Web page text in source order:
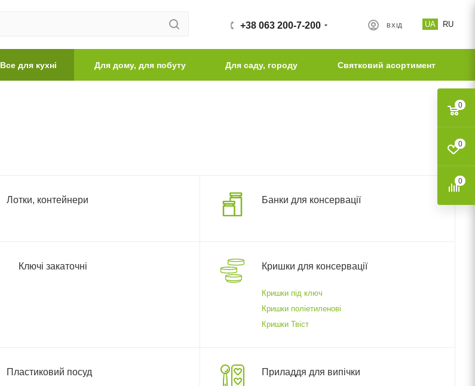
UA RU
ВХІД
+38 063 200-7-200
Все для кухні Для дому, для побуту Для саду, городу Святковий асортимент
Лотки, контейнери Банки для консервації
Ключі закаточні Кришки для консервації
Кришки під ключ
Кришки поліетиленові
Кришки Твіст
Пластиковий посуд Приладдя для випічки
0
0
0